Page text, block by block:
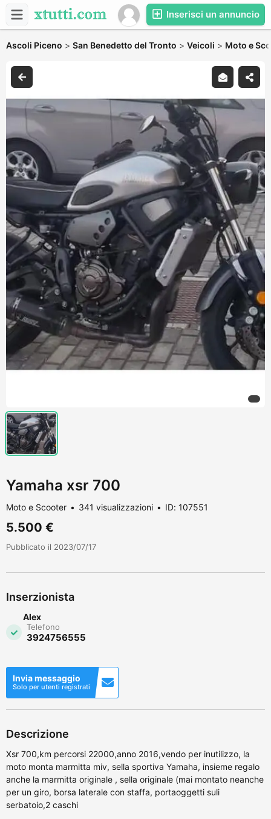
Inserisci un annuncio
Ascoli Piceno > San Benedetto del Tronto > Veicoli > Moto e
Yamaha xsr 700
Moto e Scooter 341 visualizzazioni ID: 107551
5.500 €
Pubblicato il 2023/07/17
Inserzionista
Alex
Telefono
3924756555
Invia messaggio
Solo per utenti registrati
Descrizione
Xsr 700,km percorsi 22000,anno 2016,vendo per inutilizzo, la
moto monta marmitta miv, sella sportiva Yamaha, insieme regalo
anche la marmitta originale , sella originale (mai montato neanche
per un giro, borsa laterale con staffa, portaoggetti suli
serbatoio,2 caschi